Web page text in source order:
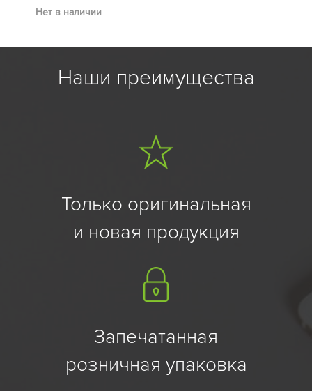
Нет в наличии
Наши преимущества
Только оригинальная
и новая продукция
Запечатанная
розничная упаковка